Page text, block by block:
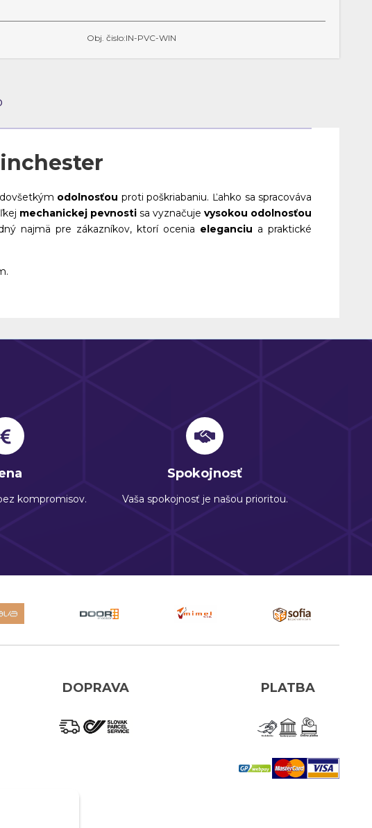
Obj. čislo:IN-PVC-WIN
odolnosťou proti poškriabaniu. Ľahko sa spracováva
mechanickej pevnosti sa vyznačuje vysokou odolnosťou
najmä pre zákazníkov, ktorí ocenia eleganciu a praktické
kompromisov.
Spokojnosť
Vaša spokojnosť je našou prioritou.
DOPRAVA PLATBA